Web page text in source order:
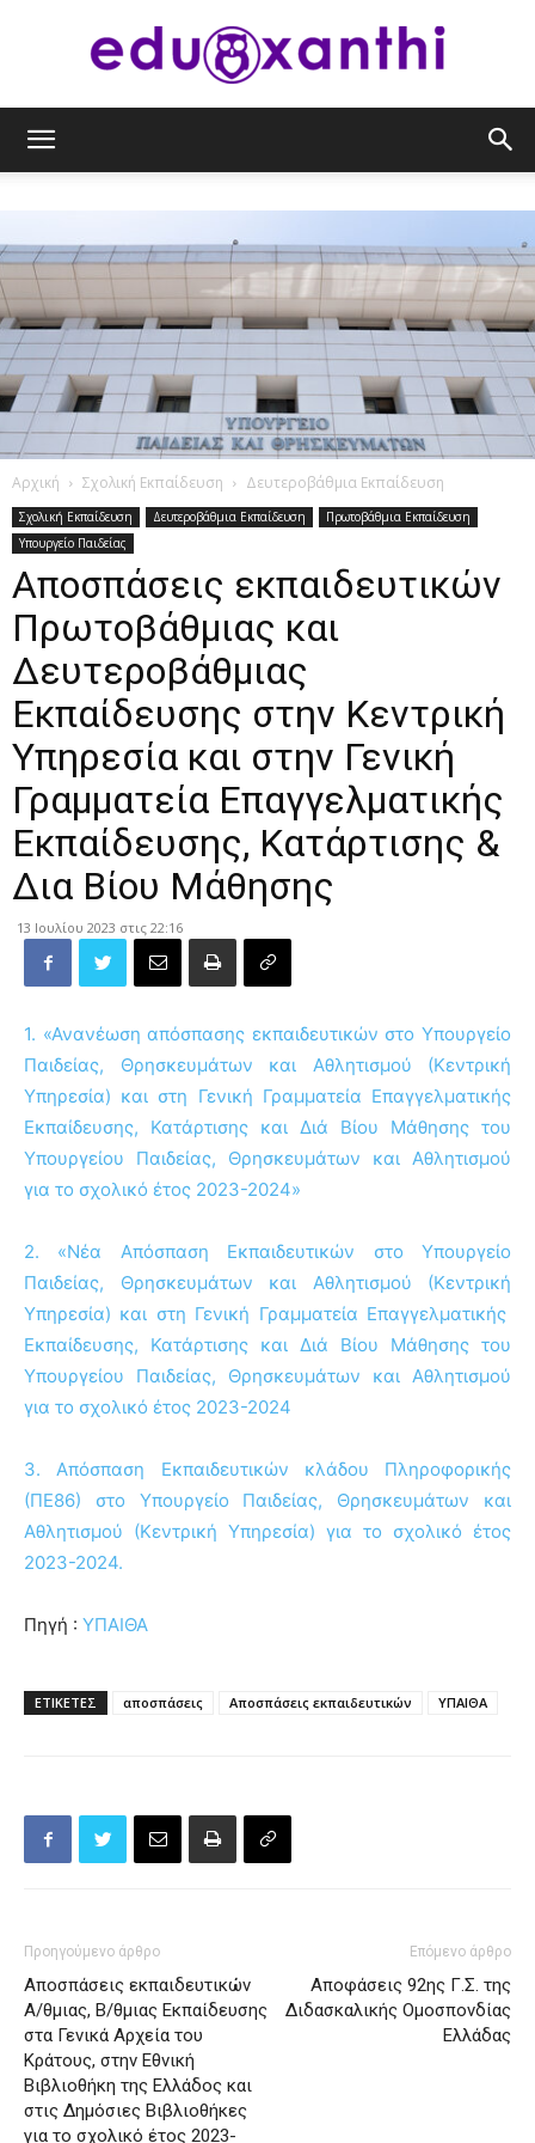
Αρχική Σχολική Εκπαίδευση Δευτεροβάθμια Εκπαίδευση
Σχολική Εκπαίδευση Δευτεροβάθμια Εκπαίδευση
Πρωτοβάθμια Εκπαίδευση
Υπουργείο Παιδείας
Αποσπάσεις εκπαιδευτικών
Πρωτοβάθμιας και
Δευτεροβάθμιας
Εκπαίδευσης στην Κεντρική
Υπηρεσία και στην Γενική
Γραμματεία Επαγγελματικής
Εκπαίδευσης, Κατάρτισης &
Δια Βίου Μάθησης
13 Ιουλίου 2023 στις 22:16
1. «Ανανέωση απόσπασης εκπαιδευτικών στο Υπουργείο
Παιδείας, Θρησκευμάτων και Αθλητισμού (Κεντρική
Υπηρεσία) και στη Γενική Γραμματεία Επαγγελματικής
Εκπαίδευσης, Κατάρτισης και Διά Βίου Μάθησης του
Υπουργείου Παιδείας, Θρησκευμάτων και Αθλητισμού
για το σχολικό έτος 2023-2024»
2. «Νέα Απόσπαση Εκπαιδευτικών στο Υπουργείο
Παιδείας, Θρησκευμάτων και Αθλητισμού (Κεντρική
Υπηρεσία) και στη Γενική Γραμματεία Επαγγελματικής
Εκπαίδευσης, Κατάρτισης και Διά Βίου Μάθησης του
Υπουργείου Παιδείας, Θρησκευμάτων και Αθλητισμού
για το σχολικό έτος 2023-2024
3. Απόσπαση Εκπαιδευτικών κλάδου Πληροφορικής
(ΠΕ86) στο Υπουργείο Παιδείας, Θρησκευμάτων και
Αθλητισμού (Κεντρική Υπηρεσία) για το σχολικό έτος
2023-2024.
Πηγή : ΥΠΑΙΘΑ
ΕΤΙΚΕΤΕΣ αποσπάσεις Αποσπάσεις εκπαιδευτικών ΥΠΑΙΘΑ
Προηγούμενο άρθρο
Αποσπάσεις εκπαιδευτικών
Α/θμιας, Β/θμιας Εκπαίδευσης
στα Γενικά Αρχεία του
Κράτους, στην Εθνική
Βιβλιοθήκη της Ελλάδος και
στις Δημόσιες Βιβλιοθήκες
για το σχολικό έτος 2023-
Επόμενο άρθρο
Αποφάσεις 92ης Γ.Σ. της
Διδασκαλικής Ομοσπονδίας
Ελλάδας